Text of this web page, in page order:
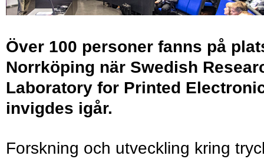
Över 100 personer fanns på
Norrköping när Swedish
Laboratory for Printed
invigdes igår.
Forskning och utveckling kring